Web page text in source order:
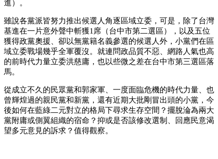
進）。
雖說各黨派皆努力推出候選人角逐區域立委，可是，除了台灣
基進在一片意外聲中斬獲1席（台中市第二選區），以及五位
獲得政黨奧援、卻以無黨籍名義參選的候選人外，小黨們在區
域立委戰場幾乎全軍覆沒。就連問政品質不惡、網路人氣也高
的前時代力量立委洪慈庸，也以些微之差在台中市第三選區落
馬。
從成立不久的民眾黨和郭家軍、一度面臨危機的時代力量、也
曾輝煌過的親民黨和新黨，還有近期大批剛冒出頭的小黨，今
後如何在藍綠二元對立的格局下尋求生存空間？擺脫淪為兩大
黨附庸或側翼組織的宿命？抑或是否該修改選制、回應民意渴
望多元意見的訴求？值得觀察。